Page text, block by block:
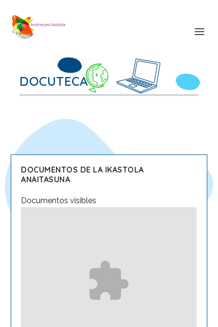
DOCUTECA
DOCUMENTOS DE LA IKASTOLA
ANAITASUNA
Documentos visibles